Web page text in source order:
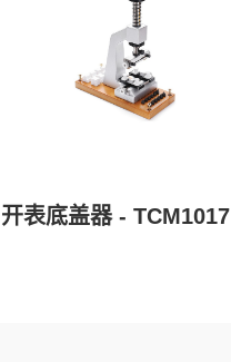
开表底盖器 - TCM1017